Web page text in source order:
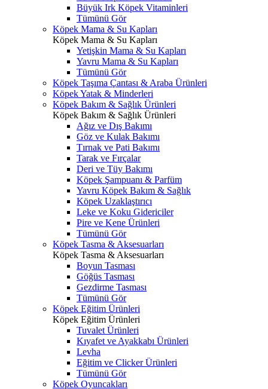
Büyük Irk Köpek Vitaminleri
Tümünü Gör
Köpek Mama & Su Kapları
Köpek Mama & Su Kapları
Yetişkin Mama & Su Kapları
Yavru Mama & Su Kapları
Tümünü Gör
Köpek Taşıma Çantası & Araba Ürünleri
Köpek Yatak & Minderleri
Köpek Bakım & Sağlık Ürünleri
Köpek Bakım & Sağlık Ürünleri
Ağız ve Dış Bakımı
Göz ve Kulak Bakımı
Tırnak ve Pati Bakımı
Tarak ve Fırçalar
Deri ve Tüy Bakımı
Köpek Şampuanı & Parfüm
Yavru Köpek Bakım & Sağlık
Köpek Uzaklaştırıcı
Leke ve Koku Gidericiler
Pire ve Kene Ürünleri
Tümünü Gör
Köpek Tasma & Aksesuarları
Köpek Tasma & Aksesuarları
Boyun Tasması
Göğüs Tasması
Gezdirme Tasması
Tümünü Gör
Köpek Eğitim Ürünleri
Köpek Eğitim Ürünleri
Tuvalet Ürünleri
Kıyafet ve Ayakkabı Ürünleri
Levha
Eğitim ve Clicker Ürünleri
Tümünü Gör
Köpek Oyuncakları